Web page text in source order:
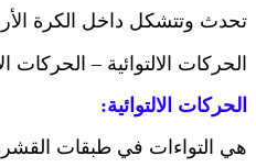
تحدث وتتشكل داخل الكرة
الحركات الالتوائية – الحركات
الحركات الالتوائية:
هي التواءات في طبقات